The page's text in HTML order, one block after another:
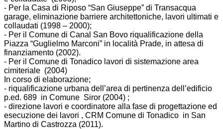
- Per la Casa di Riposo “San Giuseppe” di Transacqua
garage, eliminazione barriere architettoniche, lavori ultimati e
collaudati (1998 – 2000);
- Per il Comune di Canal San Bovo riqualificazione della
Piazza “Guglielmo Marconi” in località Prade, in attesa di
finanziamento (2002).
- Per il Comune di Tonadico lavori di sistemazione area
cimiteriale (2004)
In corso di elaborazione;
- riqualificazione urbana dell’area di pertinenza dell’edificio
p.ed. 689 in Comune Siror (2004) ;
- direzione lavori e coordinatore alla fase di progettazione ed
esecuzione dei lavori , CRM Comune di Tonadico in San
Martino di Castrozza (2011).